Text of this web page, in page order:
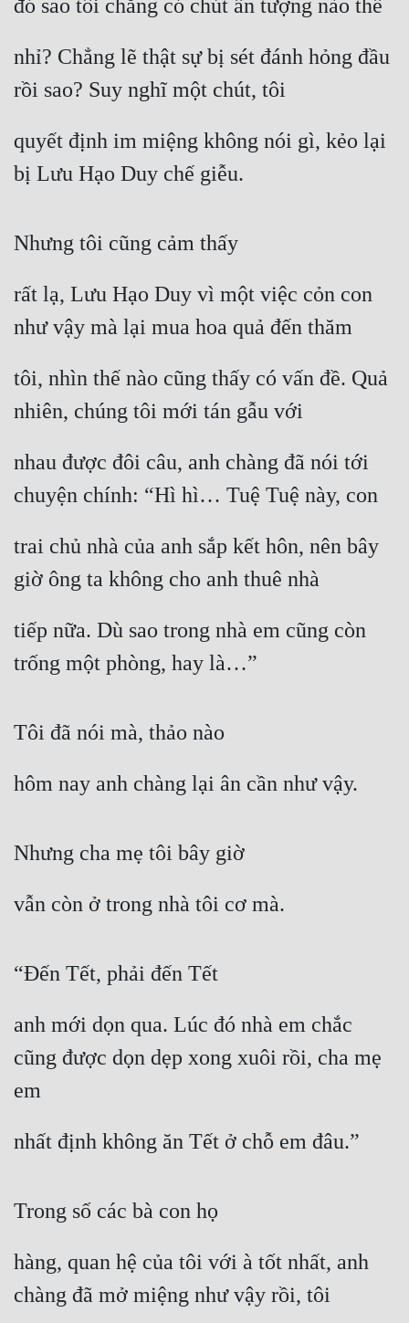
đó sao tôi chẳng có chút ấn tượng nào thế
nhỉ? Chẳng lẽ thật sự bị sét đánh hỏng đầu
rồi sao? Suy nghĩ một chút, tôi
quyết định im miệng không nói gì, kẻo lại
bị Lưu Hạo Duy chế giễu.
Nhưng tôi cũng cảm thấy
rất lạ, Lưu Hạo Duy vì một việc cỏn con
như vậy mà lại mua hoa quả đến thăm
tôi, nhìn thế nào cũng thấy có vấn đề. Quả
nhiên, chúng tôi mới tán gẫu với
nhau được đôi câu, anh chàng đã nói tới
chuyện chính: “Hì hì… Tuệ Tuệ này, con
trai chủ nhà của anh sắp kết hôn, nên bây
giờ ông ta không cho anh thuê nhà
tiếp nữa. Dù sao trong nhà em cũng còn
trống một phòng, hay là…”
Tôi đã nói mà, thảo nào
hôm nay anh chàng lại ân cần như vậy.
Nhưng cha mẹ tôi bây giờ
vẫn còn ở trong nhà tôi cơ mà.
“Đến Tết, phải đến Tết
anh mới dọn qua. Lúc đó nhà em chắc
cũng được dọn dẹp xong xuôi rồi, cha mẹ
em
nhất định không ăn Tết ở chỗ em đâu.”
Trong số các bà con họ
hàng, quan hệ của tôi với à tốt nhất, anh
chàng đã mở miệng như vậy rồi, tôi